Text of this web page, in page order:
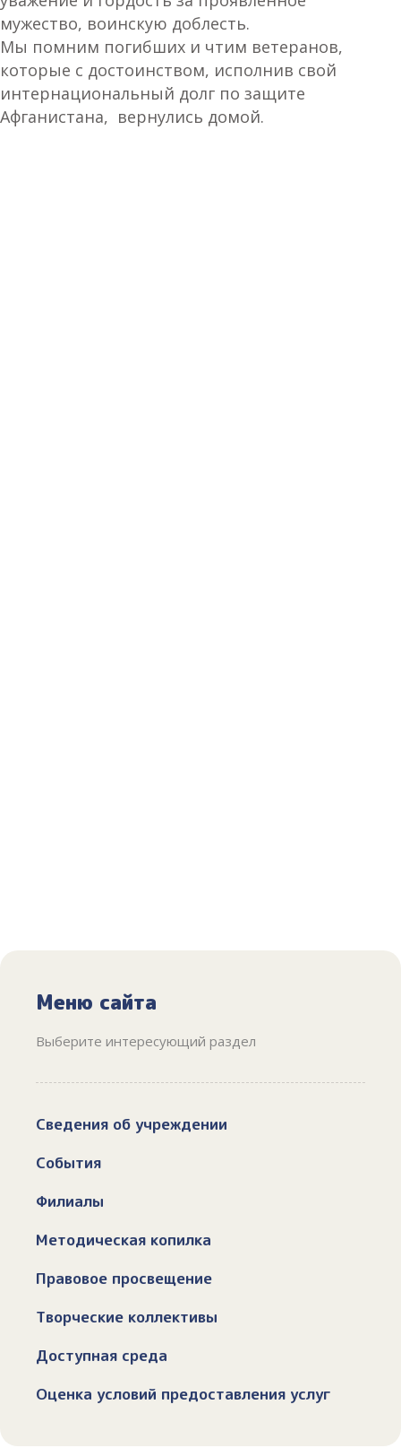
мужество, воинскую доблесть.
Мы помним погибших и чтим ветеранов,
которые с достоинством, исполнив свой
интернациональный долг по защите
Афганистана, вернулись домой.
Меню сайта
Выберите интересующий раздел
Сведения об учреждении
События
Филиалы
Методическая копилка
Правовое просвещение
Творческие коллективы
Доступная среда
Оценка условий предоставления услуг